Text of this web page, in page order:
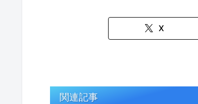
X
関連記事